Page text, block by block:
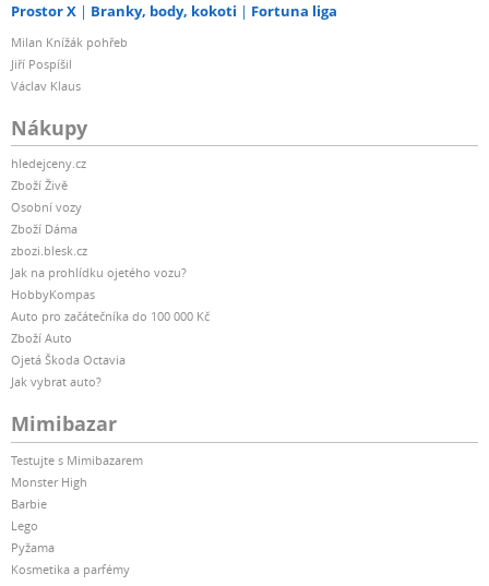
Prostor X Branky, body, kokoti Fortuna liga
Milan Knížák pohřeb
Jiří Pospíšil
Václav Klaus
Nákupy
hledejceny.cz
Zboží Živě
Osobní vozy
Zboží Dáma
zbozi.blesk.cz
Jak na prohlídku ojetého vozu?
HobbyKompas
Auto pro začátečníka do 100 000 Kč
Zboží Auto
Ojetá Škoda Octavia
Jak vybrat auto?
Mimibazar
Testujte s Mimibazarem
Monster High
Barbie
Lego
Pyžama
Kosmetika a parfémy